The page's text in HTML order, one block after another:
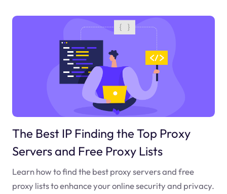
The Best IP Finding the Top Proxy
Servers and Free Proxy Lists
Learn how to find the best proxy servers and free
proxy lists to enhance your online security and privacy.